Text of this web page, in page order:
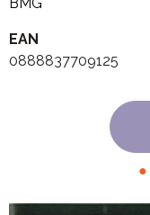
BMG
EAN
0888837709125
●